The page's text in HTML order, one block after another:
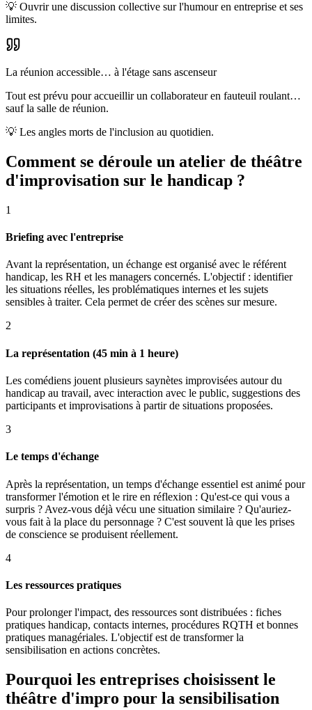
💡 Ouvrir une discussion collective sur l'humour en entreprise et ses
limites.
La réunion accessible… à l'étage sans ascenseur
Tout est prévu pour accueillir un collaborateur en fauteuil roulant…
sauf la salle de réunion.
💡 Les angles morts de l'inclusion au quotidien.
Comment se déroule un atelier de théâtre
d'improvisation sur le handicap ?
1
Briefing avec l'entreprise
Avant la représentation, un échange est organisé avec le référent
handicap, les RH et les managers concernés. L'objectif : identifier
les situations réelles, les problématiques internes et les sujets
sensibles à traiter. Cela permet de créer des scènes sur mesure.
2
La représentation (45 min à 1 heure)
Les comédiens jouent plusieurs saynètes improvisées autour du
handicap au travail, avec interaction avec le public, suggestions des
participants et improvisations à partir de situations proposées.
3
Le temps d'échange
Après la représentation, un temps d'échange essentiel est animé pour
transformer l'émotion et le rire en réflexion : Qu'est-ce qui vous a
surpris ? Avez-vous déjà vécu une situation similaire ? Qu'auriez-
vous fait à la place du personnage ? C'est souvent là que les prises
de conscience se produisent réellement.
4
Les ressources pratiques
Pour prolonger l'impact, des ressources sont distribuées : fiches
pratiques handicap, contacts internes, procédures RQTH et bonnes
pratiques managériales. L'objectif est de transformer la
sensibilisation en actions concrètes.
Pourquoi les entreprises choisissent le
théâtre d'impro pour la sensibilisation